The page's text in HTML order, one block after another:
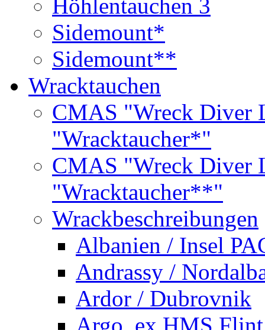
Höhlentauchen 3
Sidemount*
Sidemount**
Wracktauchen
CMAS "Wreck Diver
"Wracktaucher*"
CMAS "Wreck Diver
"Wracktaucher**"
Wrackbeschreibungen
Albanien / Insel
Andrassy /
Ardor / Dubrovnik
Argo, ex HMS